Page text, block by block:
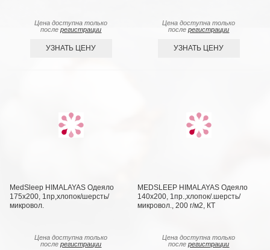
Цена доступна только
послерегистрации
УЗНАТЬ ЦЕНУ
Цена доступна только
послерегистрации
УЗНАТЬ ЦЕНУ
MedSleep HIMALAYAS Oдеяло
175х200, 1пр,хлопок/шерсть/
микровол.
Цена доступна только
послерегистрации
MEDSLEEP HIMALAYAS Oдеяло
140х200, 1пр.,хлопок/.шерсть/
микровол., 200 г/м2, КТ
Цена доступна только
послерегистрации